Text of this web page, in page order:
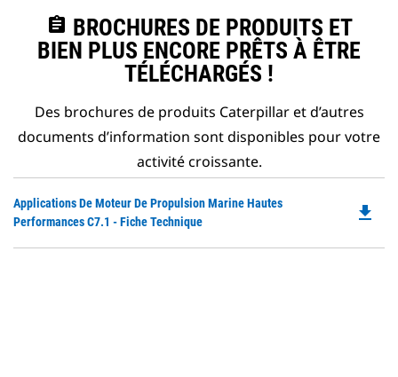
assignment BROCHURES DE PRODUITS ET
BIEN PLUS ENCORE PRÊTS À ÊTRE
TÉLÉCHARGÉS !
Des brochures de produits Caterpillar et d’autres
documents d’information sont disponibles pour votre
activité croissante.
Applications De Moteur De Propulsion Marine Hautes
Performances C7.1 - Fiche Technique
file_download